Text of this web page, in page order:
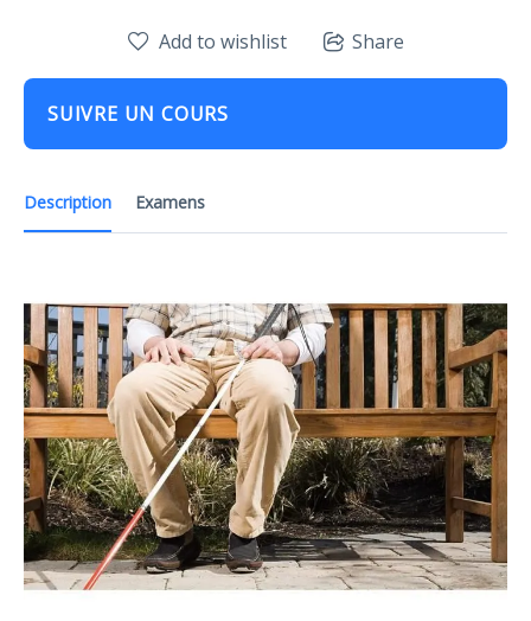
Description Examens
Add to wishlist Share
SUIVRE UN COURS